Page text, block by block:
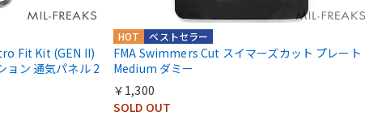
Fit Kit (GEN II)
ョン 通気パネル 2
ベストセラー
HOT
FMA Swimmers Cut スイマーズカット プレート
Medium ダミー
￥1,300
SOLD OUT